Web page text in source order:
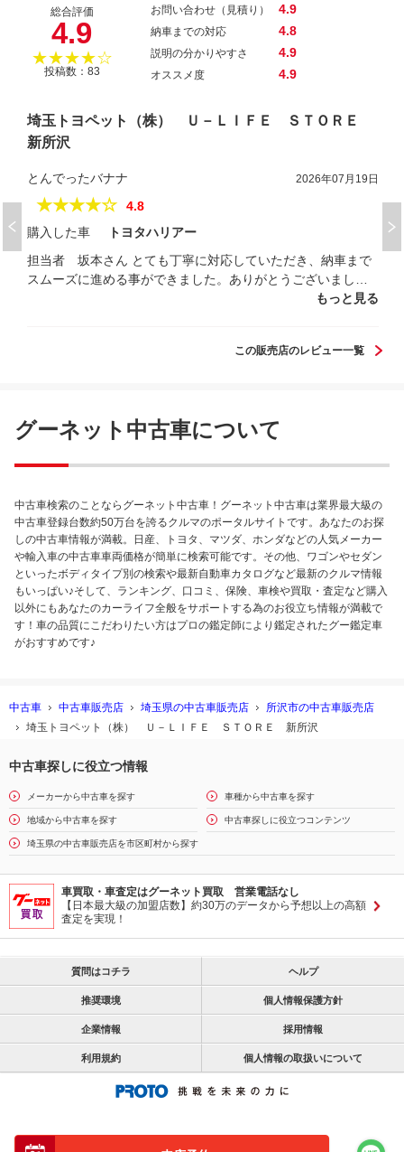
総合評価
4.9
★★★★☆
投稿数：83
お問い合わせ（見積り） 4.9
納車までの対応 4.8
説明の分かりやすさ 4.9
オススメ度 4.9
埼玉トヨペット（株） Ｕ－ＬＩＦＥ ＳＴＯＲＥ
新所沢
とんでったバナナ 2026年07月19日
★★★★☆
4.8
購入した車
トヨタハリアー
担当者 坂本さん とても丁寧に対応していただき、納車まで
スムーズに進める事ができました。ありがとうございまし
もっと見る
この販売店のレビュー一覧
グーネット中古車について
中古車検索のことならグーネット中古車！グーネット中古車は業界最大級の
中古車登録台数約50万台を誇るクルマのポータルサイトです。あなたのお探
しの中古車情報が満載。日産、トヨタ、マツダ、ホンダなどの人気メーカー
や輸入車の中古車車両価格が簡単に検索可能です。その他、ワゴンやセダン
といったボディタイプ別の検索や最新自動車カタログなど最新のクルマ情報
もいっぱい♪そして、ランキング、口コミ、保険、車検や買取・査定など購入
以外にもあなたのカーライフ全般をサポートする為のお役立ち情報が満載で
す！車の品質にこだわりたい方はプロの鑑定師により鑑定されたグー鑑定車
がおすすめです♪
中古車 中古車販売店 埼玉県の中古車販売店
所沢市の中古車販売店
埼玉トヨペット（株） Ｕ－ＬＩＦＥ ＳＴＯＲＥ 新所沢
中古車探しに役立つ情報
メーカーから中古車を探す 車種から中古車を探す
地域から中古車を探す 中古車探しに役立つコンテンツ
埼玉県の中古車販売店を市区町村から探す
車買取・車査定はグーネット買取 営業電話なし
【日本最大級の加盟店数】約30万のデータから予想以上の高額
査定を実現！
質問はコチラ ヘルプ
推奨環境 個人情報保護方針
企業情報 採用情報
利用規約 個人情報の取扱いについて